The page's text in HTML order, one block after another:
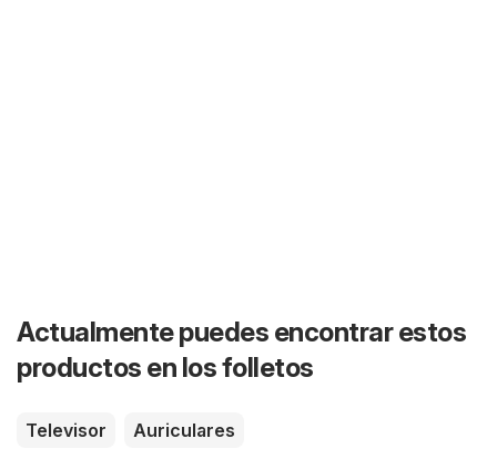
Actualmente puedes encontrar estos
productos en los folletos
Televisor Auriculares